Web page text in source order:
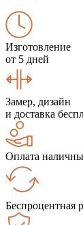
Изготовление
от 5 дней
Замер, дизайн
и доставка
Оплата
Беспроцентная